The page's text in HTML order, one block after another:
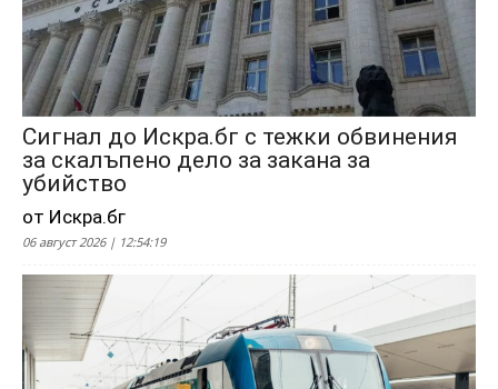
Сигнал до Искра.бг с тежки обвинения
за скалъпено дело за закана за
убийство
от Искра.бг
06 август 2026 | 12:54:19